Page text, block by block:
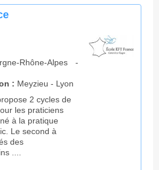
Rhône-Alpes -
: Meyzieu - Lyon
2 cycles de
les praticiens
à la pratique
Le second à
des
....